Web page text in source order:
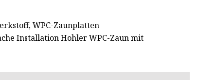
WPC-Zaunplatten
Installation Hohler WPC-Zaun mit